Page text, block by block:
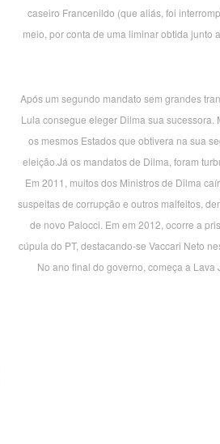
caseiro Francenildo (que aliás, foi
meio, por conta de uma liminar obtida junto
Após um segundo mandato sem grandes
Lula consegue eleger Dilma sua sucessora.
os mesmos Estados que obtivera na sua
eleição.Já os mandatos de Dilma, foram
Em 2011, muitos dos Ministros de Dilma
suspeitas de corrupção e outros malfeitos,
de novo Palocci. Em em 2012, ocorre a
cúpula do PT, destacando-se Vaccari Neto
No ano final do governo, começa a Lava